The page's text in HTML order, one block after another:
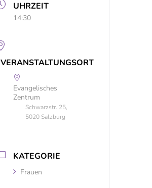
UHRZEIT
14:30
VERANSTALTUNGSORT
Evangelisches
Zentrum
Schwarzstr. 25,
5020 Salzburg
KATEGORIE
Frauen